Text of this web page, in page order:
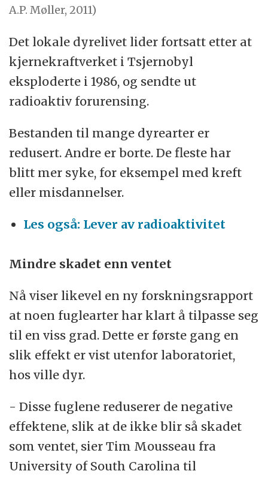
A.P. Møller, 2011)
Det lokale dyrelivet lider fortsatt etter at
kjernekraftverket i Tsjernobyl
eksploderte i 1986, og sendte ut
radioaktiv forurensing.
Bestanden til mange dyrearter er
redusert. Andre er borte. De fleste har
blitt mer syke, for eksempel med kreft
eller misdannelser.
Les også: Lever av radioaktivitet
Mindre skadet enn ventet
Nå viser likevel en ny forskningsrapport
at noen fuglearter har klart å tilpasse seg
til en viss grad. Dette er første gang en
slik effekt er vist utenfor laboratoriet,
hos ville dyr.
- Disse fuglene reduserer de negative
effektene, slik at de ikke blir så skadet
som ventet, sier Tim Mousseau fra
University of South Carolina til